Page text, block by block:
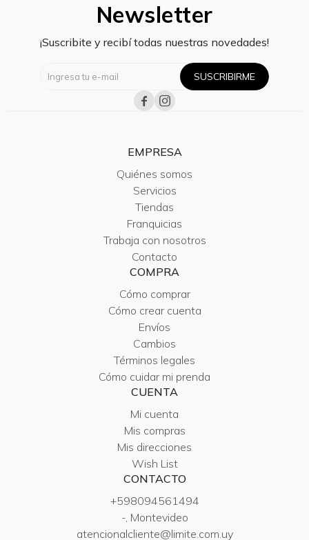
Newsletter
¡Suscribite y recibí todas nuestras novedades!
SUSCRIBIRME
 
EMPRESA
Quiénes somos
Servicios
Tiendas
Franquicias
Trabaja con nosotros
Contacto
COMPRA
Cómo comprar
Cómo crear cuenta
Envíos
Cambios
Términos legales
Cómo cuidar mi prenda
CUENTA
Mi cuenta
Mis compras
Mis direcciones
Wish List
CONTACTO
+598094561494
-, Montevideo
atencionalcliente@limite.com.uy